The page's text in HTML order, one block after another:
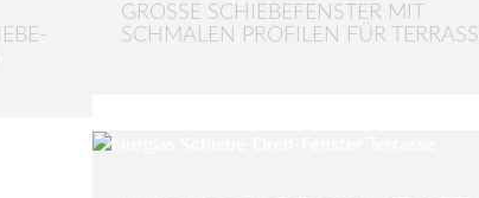
GROSSE SCHIEBEFENSTER MIT S
CHMALEN PROFILEN FÜR TERRASSE